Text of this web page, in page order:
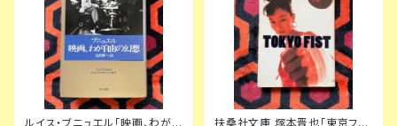
ルイス・ブニュエル「映画、わが
扶桑社文庫 塚本晋也「東京フィ